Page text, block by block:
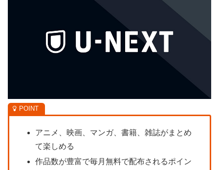
アニメ、映画、マンガ、書籍、雑誌がまとめ
て楽しめる
作品数が豊富で毎月無料で配布されるポイン